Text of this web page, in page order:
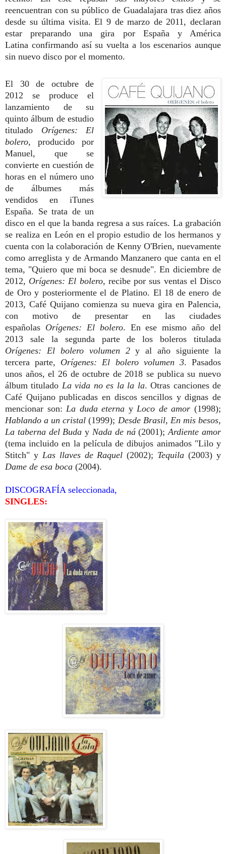
reencuentran con su público de Guadalajara tras diez años
desde su última visita. El 9 de marzo de 2011, declaran
estar preparando una gira por España y América
Latina confirmando así su vuelta a los escenarios aunque
sin nuevo disco por el momento.
El 30 de octubre de
2012 se produce el
lanzamiento de su
quinto álbum de estudio
titulado Orígenes: El
bolero, producido por
Manuel, que se
convierte en cuestión de
horas en el número uno
de álbumes más
vendidos en iTunes
España. Se trata de un
disco en el que la banda regresa a sus raíces. La grabación
se realiza en León en el propio estudio de los hermanos y
cuenta con la colaboración de Kenny O'Brien, nuevamente
como arreglista y de Armando Manzanero que canta en el
tema, "Quiero que mi boca se desnude". En diciembre de
2012, Orígenes: El bolero, recibe por sus ventas el Disco
de Oro y posteriormente el de Platino. El 18 de enero de
2013, Café Quijano comienza su nueva gira en Palencia,
con motivo de presentar en las ciudades
españolas Orígenes: El bolero. En ese mismo año del
2013 sale la segunda parte de los boleros titulada
Orígenes: El bolero volumen 2y al año siguiente la
tercera parte, Orígenes: El bolero volumen 3. Pasados
unos años, el 26 de octubre de 2018 se publica su nuevo
álbum titulado La vida no es la la la. Otras canciones de
Café Quijano publicadas en discos sencillos y dignas de
mencionar son:La duda eterna yLoco de amor(1998);
Hablando a un cristal (1999); Desde Brasil, En mis besos,
La taberna del Buda yNada de ná(2001);Ardiente amor
(tema incluido en la película de dibujos animados "Lilo y
Stitch" y Las llaves de Raquel (2002); Tequila (2003) y
Dame de esa boca (2004).
DISCOGRAFÍA seleccionada,
SINGLES: